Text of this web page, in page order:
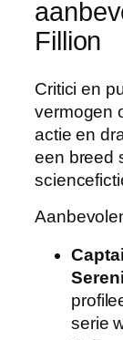
Fillion
Critici en
vermogen
actie en
een breed
serie